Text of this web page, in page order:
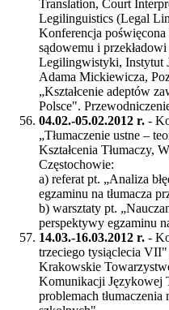
Translation, Court
Legilinguistics (Legal
Konferencja
sądowemu i
Legilingwistyki, Instytut
Adama Mickiewicza,
„Kształcenie adeptów
Polsce".
04.02.-05.02.2012 r. -
„Tłumaczenie ustne –
Kształcenia Tłumaczy,
Częstochowie:
a) referat pt. „Analiza
egzaminu na tłumacza
b) warsztaty pt.
perspektywy egzaminu
14.03.-16.03.2012 r. -
trzeciego tysiąclecia
Krakowskie
Komunikacji Językowej
problemach